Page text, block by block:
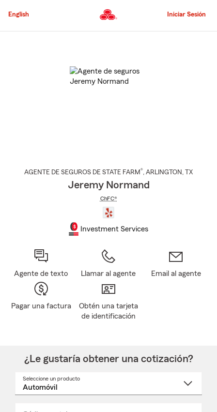
al
principal
English Iniciar Sesión
AGENTE DE SEGUROS DE STATE FARM®, ARLINGTON , TX
Jeremy Normand
ChFC®
Investment Services
Agente de texto Llamar al agente Email al agente
Pagar una factura
Obtén una tarjeta
de identificación
¿Le gustaría obtener una cotización?
Seleccione un producto